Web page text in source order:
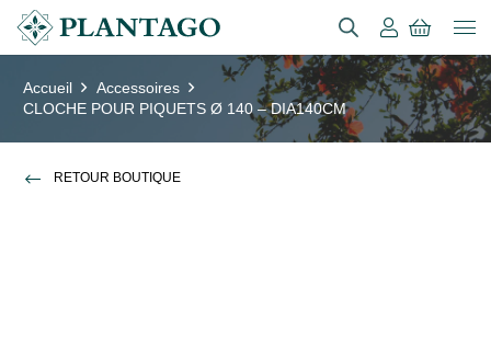
Accueil
Accessoires
CLOCHE POUR PIQUETS Ø 140 – DIA140CM
RETOUR BOUTIQUE